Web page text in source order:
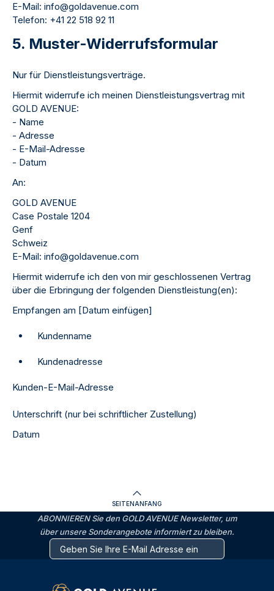
E-Mail: info@goldavenue.com
Telefon: +41 22 518 92 11
5. Muster-Widerrufsformular
Nur für Dienstleistungsverträge.
Hiermit widerrufe ich meinen Dienstleistungsvertrag mit
GOLD AVENUE:
- Name
- Adresse
- E-Mail-Adresse
- Datum
An:
GOLD AVENUE
Case Postale 1204
Genf
Schweiz
E-Mail: info@goldavenue.com
Hiermit widerrufe ich den von mir geschlossenen Vertrag
über die Erbringung der folgenden Dienstleistung(en):
Empfangen am [Datum einfügen]
Kundenname
Kundenadresse
Kunden-E-Mail-Adresse
Unterschrift (nur bei schriftlicher Zustellung)
Datum
SEITENANFANG
ABONNIEREN Sie den GOLD AVENUE Newsletter, um
über unsere Sonderangebote informiert zu bleiben.